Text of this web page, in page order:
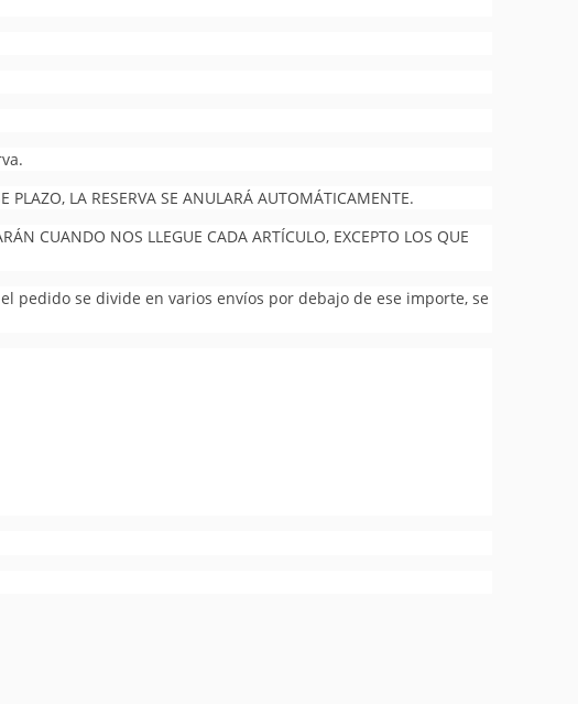
LA RESERVA SE ANULARÁ AUTOMÁTICAMENTE.
CUANDO NOS LLEGUE CADA ARTÍCULO, EXCEPTO LOS QUE
pedido se divide en varios envíos por debajo de ese importe, se